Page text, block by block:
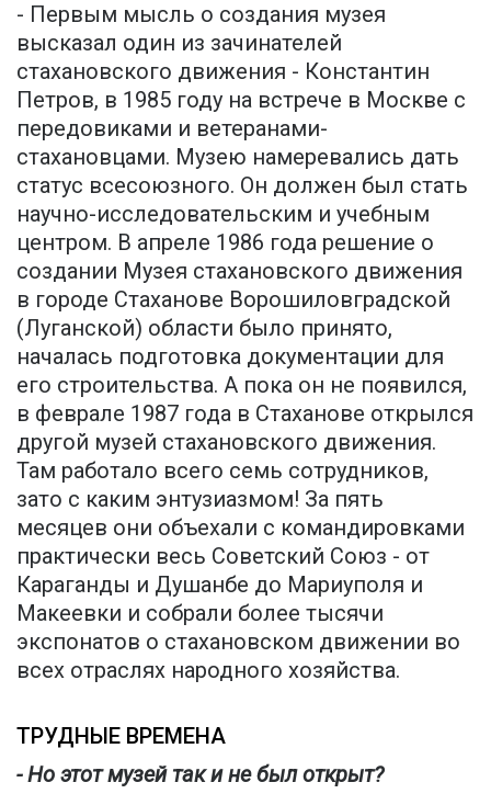
- Первым мысль о создания музея
высказал один из зачинателей
стахановского движения - Константин
Петров, в 1985 году на встрече в Москве с
передовиками и ветеранами-
стахановцами. Музею намеревались дать
статус всесоюзного. Он должен был стать
научно-исследовательским и учебным
центром. В апреле 1986 года решение о
создании Музея стахановского движения
в городе Стаханове Ворошиловградской
(Луганской) области было принято,
началась подготовка документации для
его строительства. А пока он не появился,
в феврале 1987 года в Стаханове открылся
другой музей стахановского движения.
Там работало всего семь сотрудников,
зато с каким энтузиазмом! За пять
месяцев они объехали с командировками
практически весь Советский Союз - от
Караганды и Душанбе до Мариуполя и
Макеевки и собрали более тысячи
экспонатов о стахановском движении во
всех отраслях народного хозяйства.
ТРУДНЫЕ ВРЕМЕНА
- Но этот музей так и не был открыт?